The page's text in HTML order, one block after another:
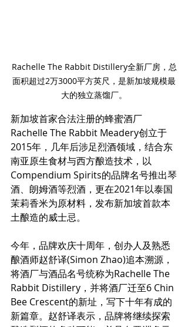
Rachelle The Rabbit Distillery全新厂房，总
面积超过2万3000平方英尺，是新加坡规模最
大的独立蒸馏厂。
新加坡首家合法注册的蜂蜜酒厂
Rachelle The Rabbit Meadery创立于
2015年，几年后涉足烈酒领域，结合东
南亚原生食材与西方酿造技术，以
Compendium Spirits的品牌名号推出琴
酒、朗姆酒等烈酒，更在2021年以泰国
茉莉香米为原材料，发布新加坡首款本
土酿造的威士忌。
今年，品牌欢庆十周年，创办人及熟悉
酿酒师赵舒译(Simon Zhao)追本溯源，
将酒厂与酒品名号统称为Rachelle The
Rabbit Distillery，并将酒厂迁至6 Chin
Bee Crescent的新址，写下十年有成的
新篇章。赵舒译表示，品牌将继续探索